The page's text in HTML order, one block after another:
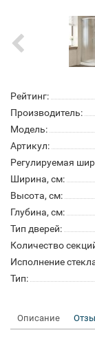
Рейтинг:
Производитель:
Модель:
Артикул:
Регулируемая
Ширина, см:
Высота, см:
Глубина, см:
Тип дверей:
Количество
Исполнение
Тип:
Описание